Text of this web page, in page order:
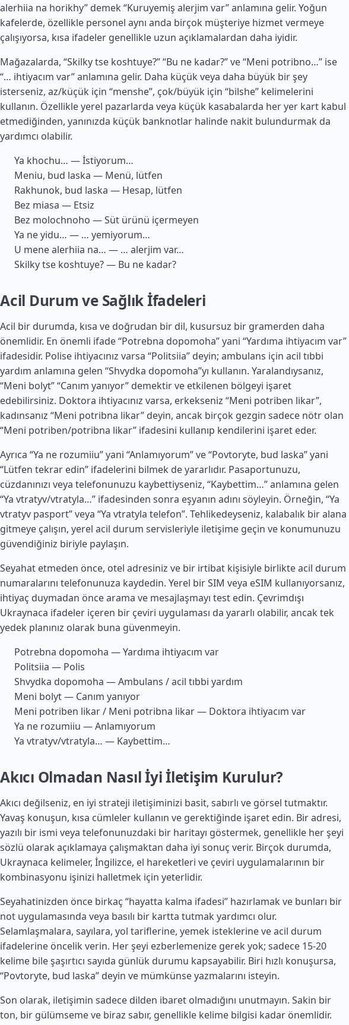
alerhiia na horikhy” demek “Kuruyemiş alerjim var” anlamına gelir. Yoğun
kafelerde, özellikle personel aynı anda birçok müşteriye hizmet vermeye
çalışıyorsa, kısa ifadeler genellikle uzun açıklamalardan daha iyidir.
Mağazalarda, “Skilky tse koshtuye?” “Bu ne kadar?” ve “Meni potribno…” ise
“… ihtiyacım var” anlamına gelir. Daha küçük veya daha büyük bir şey
isterseniz, az/küçük için “menshe”, çok/büyük için “bilshe” kelimelerini
kullanın. Özellikle yerel pazarlarda veya küçük kasabalarda her yer kart kabul
etmediğinden, yanınızda küçük banknotlar halinde nakit bulundurmak da
yardımcı olabilir.
Ya khochu… — İstiyorum…
Meniu, bud laska — Menü, lütfen
Rakhunok, bud laska — Hesap, lütfen
Bez miasa — Etsiz
Bez molochnoho — Süt ürünü içermeyen
Ya ne yidu… — … yemiyorum…
U mene alerhiia na… — … alerjim var…
Skilky tse koshtuye? — Bu ne kadar?
Acil Durum ve Sağlık İfadeleri
Acil bir durumda, kısa ve doğrudan bir dil, kusursuz bir gramerden daha
önemlidir. En önemli ifade “Potrebna dopomoha” yani “Yardıma ihtiyacım var”
ifadesidir. Polise ihtiyacınız varsa “Politsiia” deyin; ambulans için acil tıbbi
yardım anlamına gelen “Shvydka dopomoha”yı kullanın. Yaralandıysanız,
“Meni bolyt” “Canım yanıyor” demektir ve etkilenen bölgeyi işaret
edebilirsiniz. Doktora ihtiyacınız varsa, erkekseniz “Meni potriben likar”,
kadınsanız “Meni potribna likar” deyin, ancak birçok gezgin sadece nötr olan
“Meni potriben/potribna likar” ifadesini kullanıp kendilerini işaret eder.
Ayrıca “Ya ne rozumiiu” yani “Anlamıyorum” ve “Povtoryte, bud laska” yani
“Lütfen tekrar edin” ifadelerini bilmek de yararlıdır. Pasaportunuzu,
cüzdanınızı veya telefonunuzu kaybettiyseniz, “Kaybettim…” anlamına gelen
“Ya vtratyv/vtratyla…” ifadesinden sonra eşyanın adını söyleyin. Örneğin, “Ya
vtratyv pasport” veya “Ya vtratyla telefon”. Tehlikedeyseniz, kalabalık bir alana
gitmeye çalışın, yerel acil durum servisleriyle iletişime geçin ve konumunuzu
güvendiğiniz biriyle paylaşın.
Seyahat etmeden önce, otel adresiniz ve bir irtibat kişisiyle birlikte acil durum
numaralarını telefonunuza kaydedin. Yerel bir SIM veya eSIM kullanıyorsanız,
ihtiyaç duymadan önce arama ve mesajlaşmayı test edin. Çevrimdışı
Ukraynaca ifadeler içeren bir çeviri uygulaması da yararlı olabilir, ancak tek
yedek planınız olarak buna güvenmeyin.
Potrebna dopomoha — Yardıma ihtiyacım var
Politsiia — Polis
Shvydka dopomoha — Ambulans / acil tıbbi yardım
Meni bolyt — Canım yanıyor
Meni potriben likar / Meni potribna likar — Doktora ihtiyacım var
Ya ne rozumiiu — Anlamıyorum
Ya vtratyv/vtratyla… — Kaybettim…
Akıcı Olmadan Nasıl İyi İletişim Kurulur?
Akıcı değilseniz, en iyi strateji iletişiminizi basit, sabırlı ve görsel tutmaktır.
Yavaş konuşun, kısa cümleler kullanın ve gerektiğinde işaret edin. Bir adresi,
yazılı bir ismi veya telefonunuzdaki bir haritayı göstermek, genellikle her şeyi
sözlü olarak açıklamaya çalışmaktan daha iyi sonuç verir. Birçok durumda,
Ukraynaca kelimeler, İngilizce, el hareketleri ve çeviri uygulamalarının bir
kombinasyonu işinizi halletmek için yeterlidir.
Seyahatinizden önce birkaç “hayatta kalma ifadesi” hazırlamak ve bunları bir
not uygulamasında veya basılı bir kartta tutmak yardımcı olur.
Selamlaşmalara, sayılara, yol tariflerine, yemek isteklerine ve acil durum
ifadelerine öncelik verin. Her şeyi ezberlemenize gerek yok; sadece 15-20
kelime bile şaşırtıcı sayıda günlük durumu kapsayabilir. Biri hızlı konuşursa,
“Povtoryte, bud laska” deyin ve mümkünse yazmalarını isteyin.
Son olarak, iletişimin sadece dilden ibaret olmadığını unutmayın. Sakin bir
ton, bir gülümseme ve biraz sabır, genellikle kelime bilgisi kadar önemlidir.